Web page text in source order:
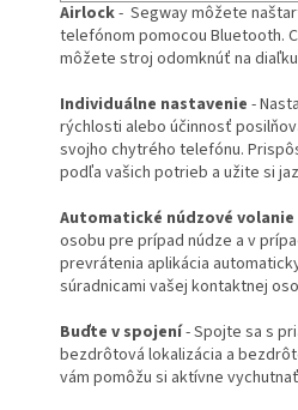
Airlock- Segway môžete
telefónom pomocou Bluetooth.
môžete stroj odomknúť na
Individuálne nastavenie -
rýchlosti alebo účinnosť
svojho chytrého telefónu.
podľa vašich potrieb a užite si
Automatické núdzové volanie
osobu pre prípad núdze a v
prevrátenia aplikácia
súradnicami vašej kontaktnej
Buďte v spojení- Spojte sa s
bezdrôtová lokalizácia a
vám pomôžu si aktívne